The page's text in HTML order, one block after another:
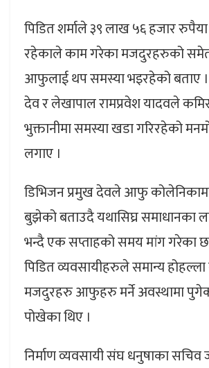
पिडित शर्माले ३९ लाख ५६ हजार
रहेकाले काम गरेका मजदुरहरुको समेत
आफुलाई थप समस्या भइरहेको बताए ।
देव र लेखापाल रामप्रवेश यादवले
भुक्तानीमा समस्या खडा गरिरहेको
लगाए ।
डिभिजन प्रमुख देवले आफु
बुझेको बताउदै यथासिघ्र समाधानका
भन्दै एक सप्ताहको समय मांग गरेका
पिडित व्यवसायीहरुले समान्य
मजदुरहरु आफुहरु मर्ने अवस्थामा
पोखेका थिए ।
निर्माण व्यवसायी संघ धनुषाका